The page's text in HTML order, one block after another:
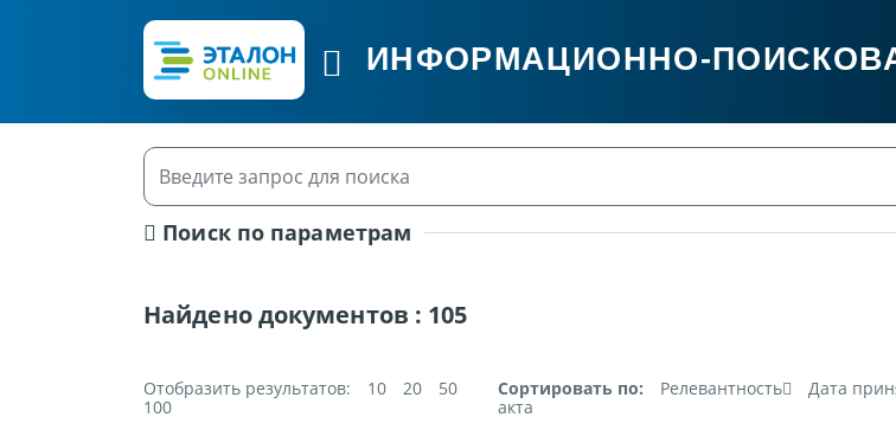
ИНФОРМАЦИОННО-
Поиск по параметрам
Найдено документов : 105
Отобразить результатов: 10 20
50
100
Сортировать по: Релевантность Дата
акта